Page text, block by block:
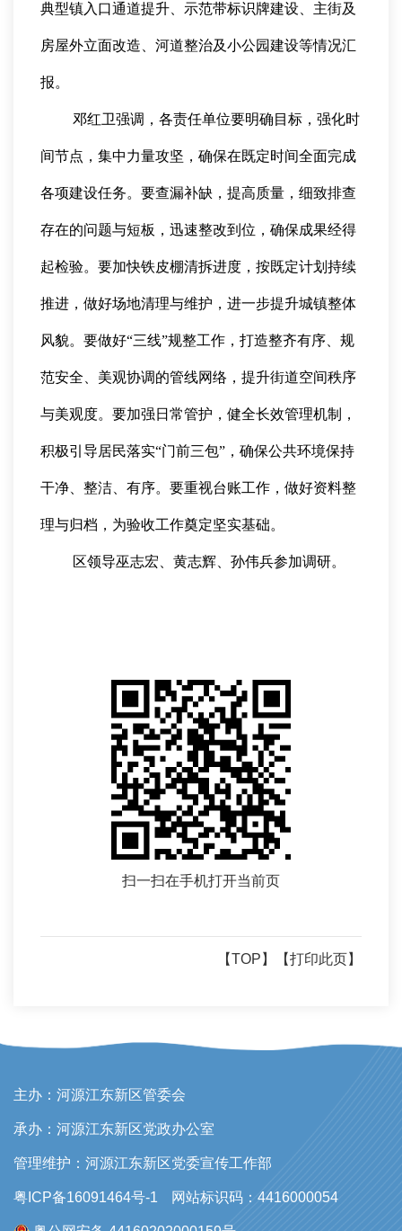
典型镇入口通道提升、示范带标识牌建设、主街及
房屋外立面改造、河道整治及小公园建设等情况汇
报。
邓红卫强调，各责任单位要明确目标，强化时
间节点，集中力量攻坚，确保在既定时间全面完成
各项建设任务。要查漏补缺，提高质量，细致排查
存在的问题与短板，迅速整改到位，确保成果经得
起检验。要加快铁皮棚清拆进度，按既定计划持续
推进，做好场地清理与维护，进一步提升城镇整体
风貌。要做好“三线”规整工作，打造整齐有序、规
范安全、美观协调的管线网络，提升街道空间秩序
与美观度。要加强日常管护，健全长效管理机制，
积极引导居民落实“门前三包”，确保公共环境保持
干净、整洁、有序。要重视台账工作，做好资料整
理与归档，为验收工作奠定坚实基础。
区领导巫志宏、黄志辉、孙伟兵参加调研。
扫一扫在手机打开当前页
【TOP】 【打印此页】
主办：河源江东新区管委会
承办：河源江东新区党政办公室
管理维护：河源江东新区党委宣传工作部
粤ICP备16091464号-1 网站标识码：4416000054